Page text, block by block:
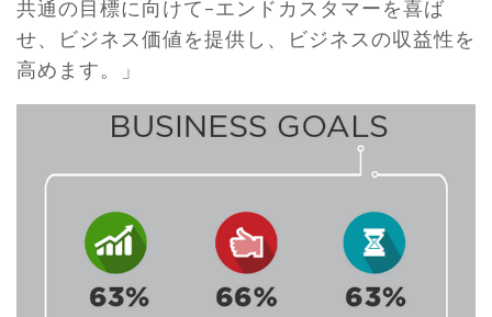
共通の目標に向けて–エンドカスタマーを喜ば
せ、ビジネス価値を提供し、ビジネスの収益性を
高めます。」